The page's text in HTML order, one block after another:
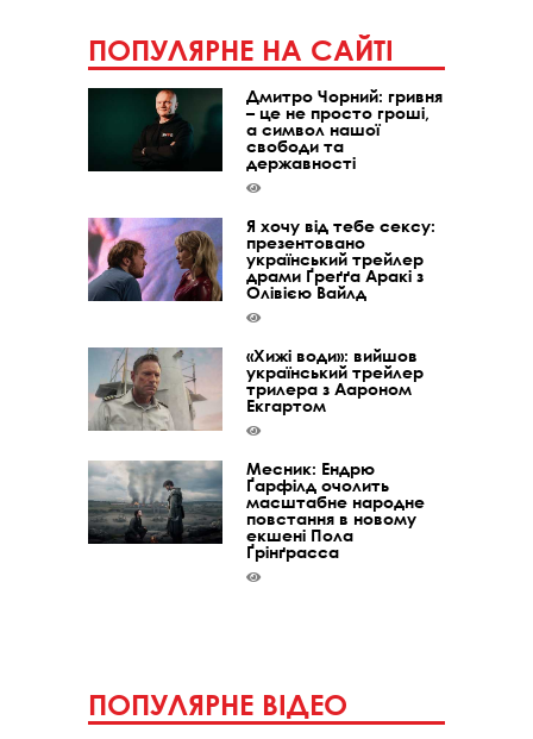
ПОПУЛЯРНЕ НА САЙТІ
Дмитро Чорний: гривня
– це не просто гроші,
а символ нашої
свободи та
державності
Я хочу від тебе сексу:
презентовано
український трейлер
драми Ґреґґа Аракі з
Олівією Вайлд
«Хижі води»: вийшов
український трейлер
трилера з Аароном
Екгартом
Месник: Ендрю
Ґарфілд очолить
масштабне народне
повстання в новому
екшені Пола
Ґрінґрасса
ПОПУЛЯРНЕ ВІДЕО